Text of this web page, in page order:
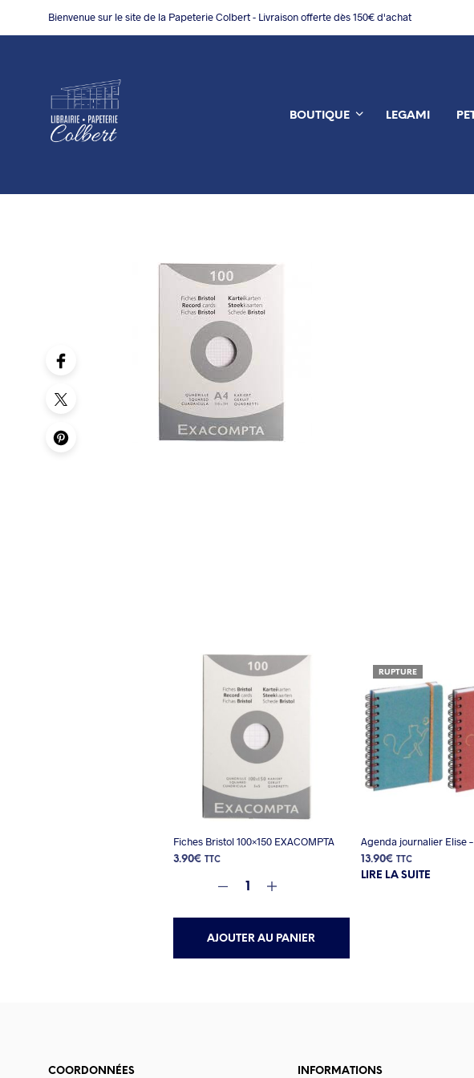
Bienvenue sur le site de la Papeterie Colbert - Livraison offerte dès 150€ d'achat
BOUTIQUE LEGAMI
Fiches Bristol 100×150 EXACOMPTA
3.90€ TTC
AJOUTER AU PANIER
RUPTURE
Agenda journalier Elise
13.90€ TTC
LIRE LA SUITE
COORDONNÉES INFORMATIONS